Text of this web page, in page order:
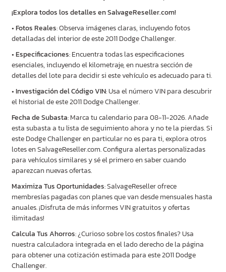
¡Explora todos los detalles en SalvageReseller.com!
•Fotos Reales: Observa imágenes claras, incluyendo fotos
detalladas del interior de este 2011 Dodge Challenger.
•Especificaciones: Encuentra todas las especificaciones
esenciales, incluyendo el kilometraje, en nuestra sección de
detalles del lote para decidir si este vehículo es adecuado para ti.
•Investigación del Código VIN: Usa el número VIN para descubrir
el historial de este 2011 Dodge Challenger.
Fecha de Subasta: Marca tu calendario para 08-11-2026. Añade
esta subasta a tu lista de seguimiento ahora y no te la pierdas. Si
este Dodge Challenger en particular no es para ti, explora otros
lotes en SalvageReseller.com. Configura alertas personalizadas
para vehículos similares y sé el primero en saber cuando
aparezcan nuevas ofertas.
Maximiza Tus Oportunidades: SalvageReseller ofrece
membresías pagadas con planes que van desde mensuales hasta
anuales. ¡Disfruta de más informes VIN gratuitos y ofertas
ilimitadas!
Calcula Tus Ahorros: ¿Curioso sobre los costos finales? Usa
nuestra calculadora integrada en el lado derecho de la página
para obtener una cotización estimada para este 2011 Dodge
Challenger.